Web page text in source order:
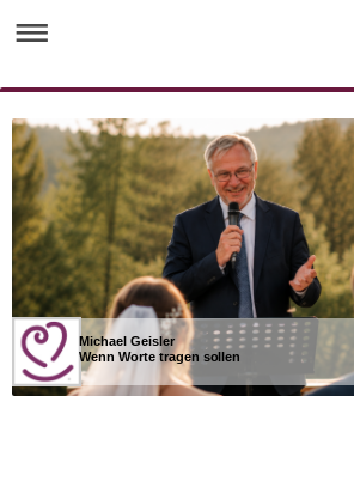
Michael Geisler
Wenn Worte tragen sollen